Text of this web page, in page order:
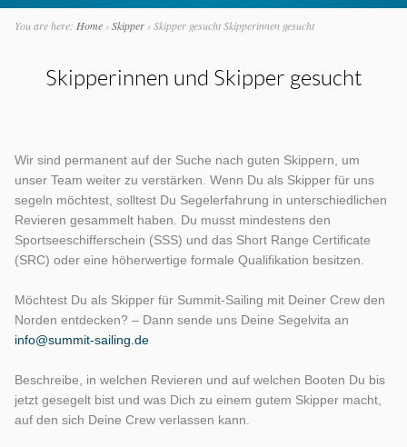
You are here: Home› Skipper› Skipper gesucht Skipperinnen gesucht
Skipperinnen und Skipper gesucht
Wir sind permanent auf der Suche nach guten Skippern, um
unser Team weiter zu verstärken. Wenn Du als Skipper für uns
segeln möchtest, solltest Du Segelerfahrung in unterschiedlichen
Revieren gesammelt haben. Du musst mindestens den
Sportseeschifferschein (SSS) und das Short Range Certificate
(SRC) oder eine höherwertige formale Qualifikation besitzen.
Möchtest Du als Skipper für Summit-Sailing mit Deiner Crew den
Norden entdecken? – Dann sende uns Deine Segelvita an
info@summit-sailing.de
Beschreibe, in welchen Revieren und auf welchen Booten Du bis
jetzt gesegelt bist und was Dich zu einem gutem Skipper macht,
auf den sich Deine Crew verlassen kann.